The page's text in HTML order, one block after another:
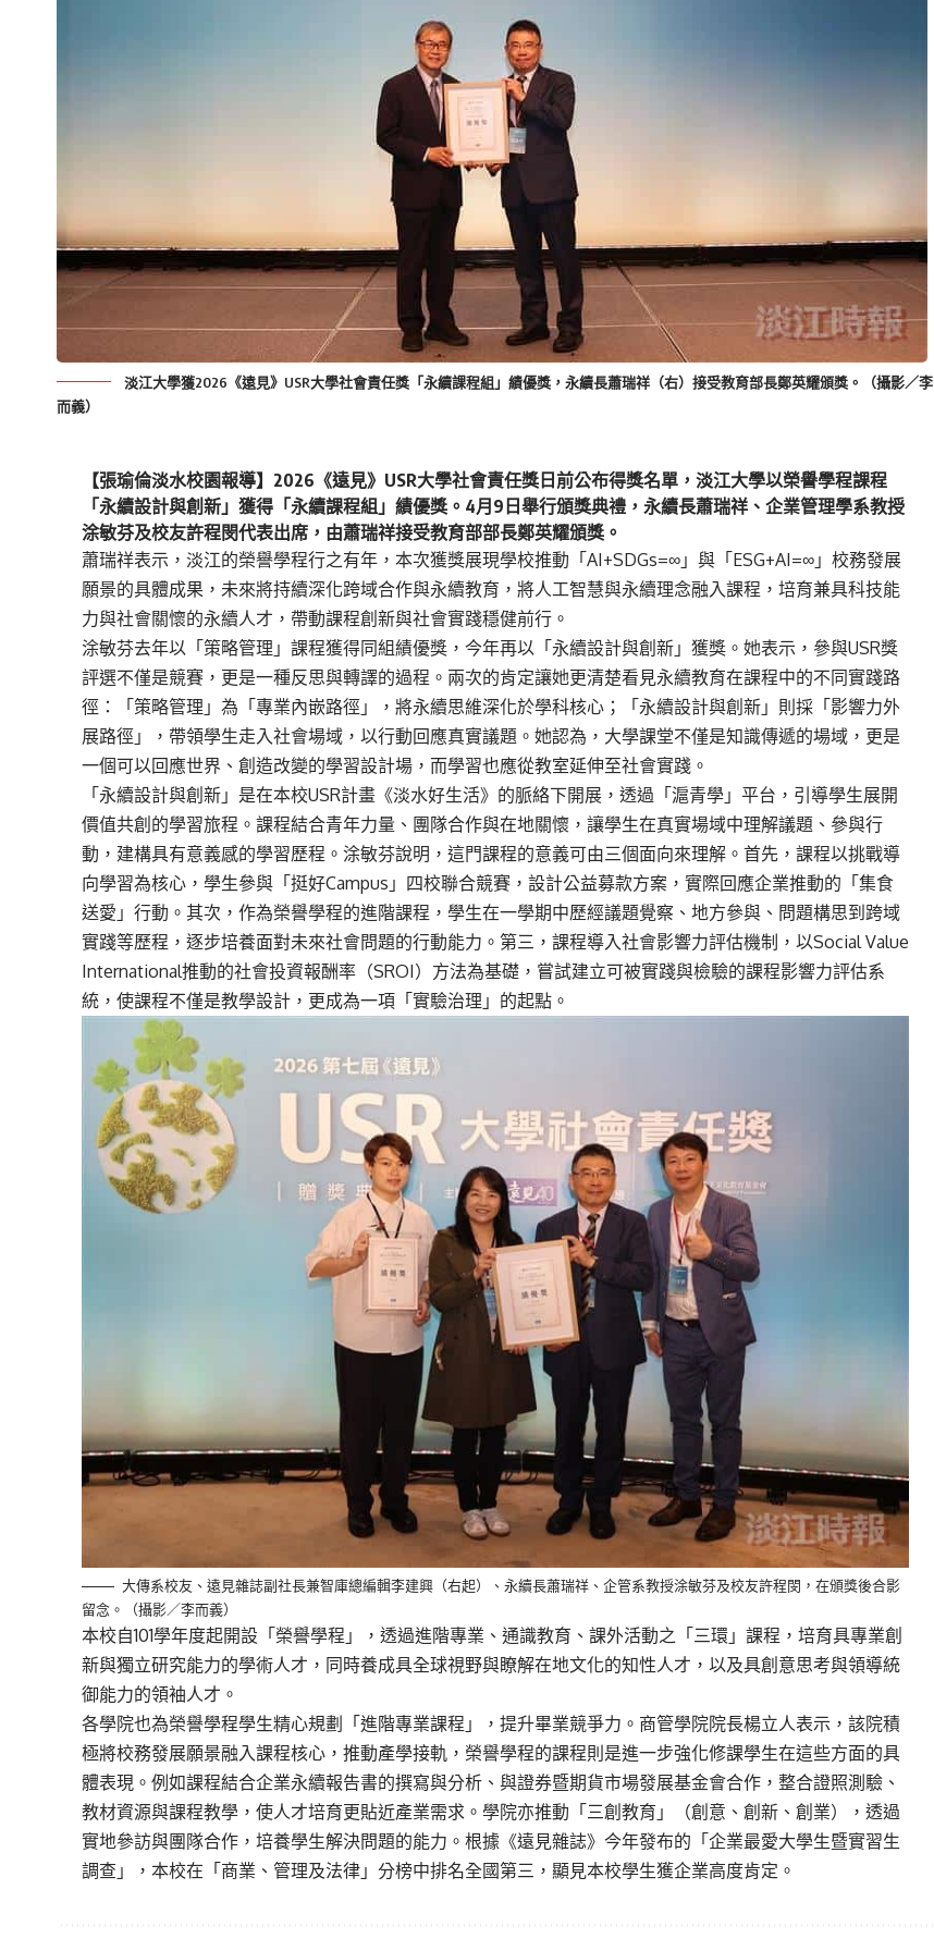
淡江大學獲2026《遠見》USR大學社會責任獎「永續課程組」績優獎，永續長蕭瑞祥（右）接受教育部長鄭英耀頒獎。（攝影／李
而義）
【張瑜倫淡水校園報導】2026《遠見》USR大學社會責任獎日前公布得獎名單，淡江大學以榮譽學程課程
「永續設計與創新」獲得「永續課程組」績優獎。4月9日舉行頒獎典禮，永續長蕭瑞祥、企業管理學系教授
涂敏芬及校友許程閔代表出席，由蕭瑞祥接受教育部部長鄭英耀頒獎。
蕭瑞祥表示，淡江的榮譽學程行之有年，本次獲獎展現學校推動「AI+SDGs=∞」與「ESG+AI=∞」校務發展
願景的具體成果，未來將持續深化跨域合作與永續教育，將人工智慧與永續理念融入課程，培育兼具科技能
力與社會關懷的永續人才，帶動課程創新與社會實踐穩健前行。
涂敏芬去年以「策略管理」課程獲得同組績優獎，今年再以「永續設計與創新」獲獎。她表示，參與USR獎
評選不僅是競賽，更是一種反思與轉譯的過程。兩次的肯定讓她更清楚看見永續教育在課程中的不同實踐路
徑：「策略管理」為「專業內嵌路徑」，將永續思維深化於學科核心；「永續設計與創新」則採「影響力外
展路徑」，帶領學生走入社會場域，以行動回應真實議題。她認為，大學課堂不僅是知識傳遞的場域，更是
一個可以回應世界、創造改變的學習設計場，而學習也應從教室延伸至社會實踐。
「永續設計與創新」是在本校USR計畫《淡水好生活》的脈絡下開展，透過「滬青學」平台，引導學生展開
價值共創的學習旅程。課程結合青年力量、團隊合作與在地關懷，讓學生在真實場域中理解議題、參與行
動，建構具有意義感的學習歷程。涂敏芬說明，這門課程的意義可由三個面向來理解。首先，課程以挑戰導
向學習為核心，學生參與「挺好Campus」四校聯合競賽，設計公益募款方案，實際回應企業推動的「集食
送愛」行動。其次，作為榮譽學程的進階課程，學生在一學期中歷經議題覺察、地方參與、問題構思到跨域
實踐等歷程，逐步培養面對未來社會問題的行動能力。第三，課程導入社會影響力評估機制，以Social Value
International推動的社會投資報酬率（SROI）方法為基礎，嘗試建立可被實踐與檢驗的課程影響力評估系
統，使課程不僅是教學設計，更成為一項「實驗治理」的起點。
大傳系校友、遠見雜誌副社長兼智庫總編輯李建興（右起）、永續長蕭瑞祥、企管系教授涂敏芬及校友許程閔，在頒獎後合影
留念。（攝影／李而義）
本校自101學年度起開設「榮譽學程」，透過進階專業、通識教育、課外活動之「三環」課程，培育具專業創
新與獨立研究能力的學術人才，同時養成具全球視野與瞭解在地文化的知性人才，以及具創意思考與領導統
御能力的領袖人才。
各學院也為榮譽學程學生精心規劃「進階專業課程」，提升畢業競爭力。商管學院院長楊立人表示，該院積
極將校務發展願景融入課程核心，推動產學接軌，榮譽學程的課程則是進一步強化修課學生在這些方面的具
體表現。例如課程結合企業永續報告書的撰寫與分析、與證券暨期貨市場發展基金會合作，整合證照測驗、
教材資源與課程教學，使人才培育更貼近產業需求。學院亦推動「三創教育」（創意、創新、創業），透過
實地參訪與團隊合作，培養學生解決問題的能力。根據《遠見雜誌》今年發布的「企業最愛大學生暨實習生
調查」，本校在「商業、管理及法律」分榜中排名全國第三，顯見本校學生獲企業高度肯定。